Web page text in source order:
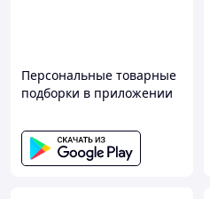
Персональные товарные
подборки в приложении